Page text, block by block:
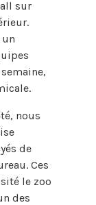
sur
nous
de
Ces
le zoo
des